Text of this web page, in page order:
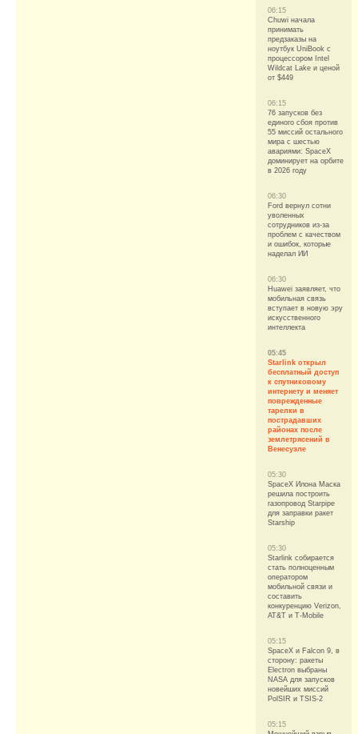
06:15
Chuwi начала
принимать
предзаказы на
ноутбук UniBook с
процессором Intel
Wildcat Lake и ценой
от $449
06:15
76 запусков без
единого сбоя против
55 миссий остального
мира с шестью
авариями: SpaceX
доминирует на орбите
в 2026 году
06:30
Ford вернул сотни
уволенных
сотрудников из-за
проблем с качеством
и ошибок, которые
наделал ИИ
06:30
Huawei заявляет, что
мобильная связь
вступает в новую эру
искусственного
интеллекта
05:45
Starlink открыл
бесплатный доступ
к спутниковому
интернету и меняет
поврежденные
тарелки в
пострадавших
районах после
землетрясений в
Венесуэле
05:30
SpaceX Илона Маска
решила построить
газопровод Starpipe
для заправки ракет
Starship
05:30
Starlink собирается
стать полноценным
оператором
мобильной связи и
составить
конкуренцию Verizon,
AT&T и T-Mobile
05:15
SpaceX и Falcon 9, в
сторону: ракеты
Electron выбраны
NASA для запусков
новейших миссий
PolSIR и TSIS-2
05:15